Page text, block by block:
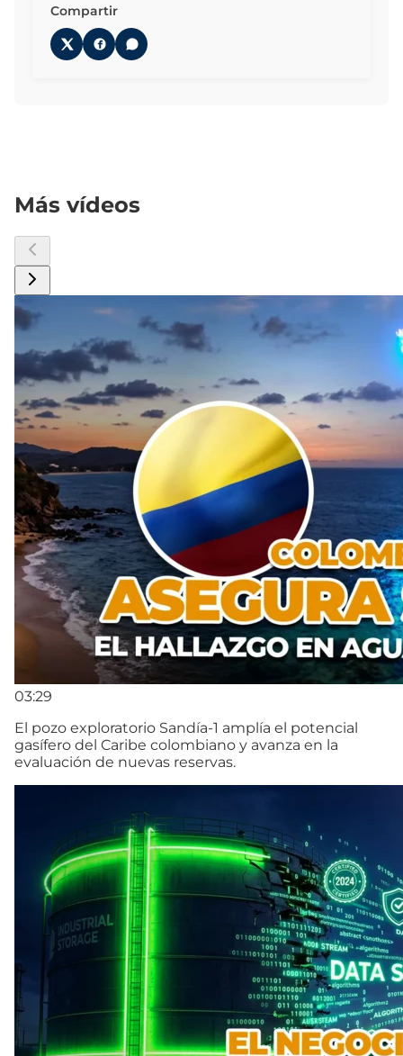
Compartir
Más vídeos
03:29
El pozo exploratorio Sandía-1 amplía el potencial
gasífero del Caribe colombiano y avanza en la
evaluación de nuevas reservas.